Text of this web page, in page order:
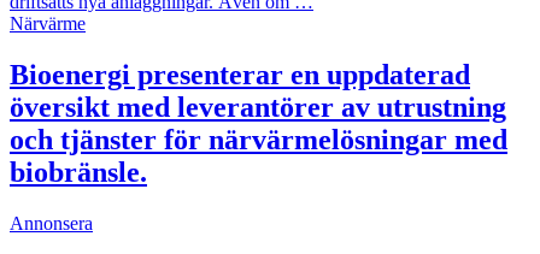
Närvärme
Bioenergi presenterar en uppdaterad
översikt med leverantörer av utrustning
och tjänster för närvärmelösningar med
biobränsle.
Annonsera